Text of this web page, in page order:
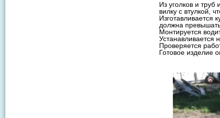
Из уголков и труб
вилку с втулкой,
Изготавливается
должна
Монтируется
Устанавливается
Проверяется
Готовое изделие